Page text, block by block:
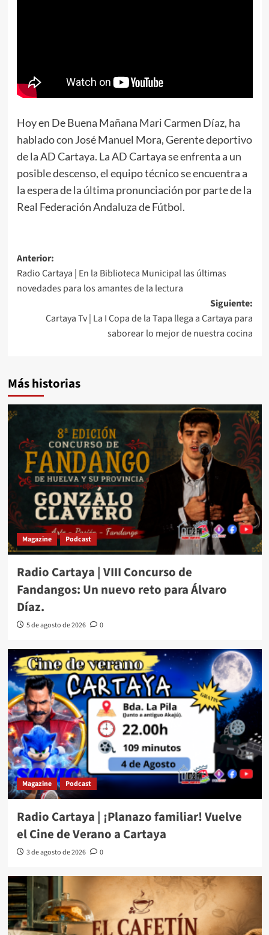
Hoy en De Buena Mañana Mari Carmen Díaz, ha
hablado con José Manuel Mora, Gerente deportivo
de la AD Cartaya. La AD Cartaya se enfrenta a un
posible descenso, el equipo técnico se encuentra a
la espera de la última pronunciación por parte de la
Real Federación Andaluza de Fútbol.
Anterior:
Radio Cartaya | En la Biblioteca Municipal las últimas
novedades para los amantes de la lectura
Siguiente:
Cartaya Tv | La I Copa de la Tapa llega a Cartaya para
saborear lo mejor de nuestra cocina
Más historias
Magazine Podcast
Radio Cartaya | VIII Concurso de
Fandangos: Un nuevo reto para Álvaro
Díaz.
5 de agosto de 2026 0
Magazine Podcast
Radio Cartaya | ¡Planazo familiar! Vuelve
el Cine de Verano a Cartaya
3 de agosto de 2026 0